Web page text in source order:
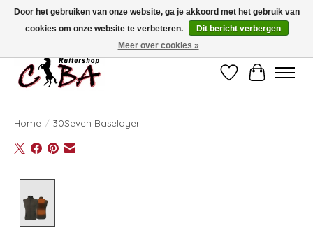
Bij vragen kan u ons contacteren op het nummer 011/60.67.34 ofciba@skynet.be
Ambachtstraat 22 A, 3530 Helchteren
Verlanglijst
Home / 30Seven Baselayer
Door het gebruiken van onze website, ga je akkoord met het gebruik van
cookies om onze website te verbeteren.
Dit bericht verbergen
Meer over cookies »